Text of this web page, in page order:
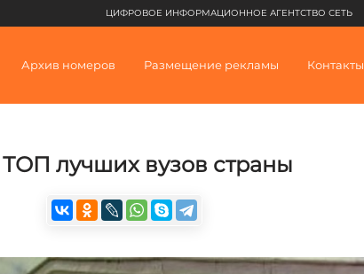
ЦИФРОВОЕ ИНФОРМАЦИОННОЕ АГЕНТСТВО СЕТЬ
Архив номеров Размещение рекламы Контакты
лучших вузов страны